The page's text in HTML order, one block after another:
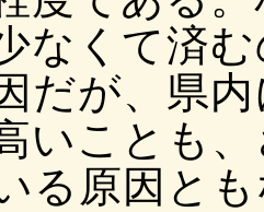
なくて済
だが、県
いことも
る原因と